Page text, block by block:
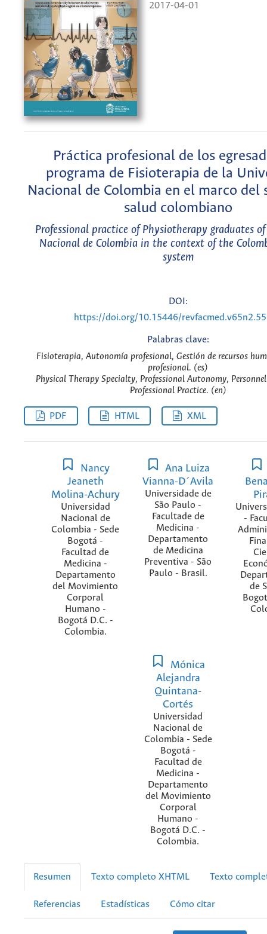
2017-04-01
Práctica profesional de los
programa de Fisioterapia de la
Nacional de Colombia en el marco del
salud colombiano
Professional practice of Physiotherapy graduates
Nacional de Colombia in the context of the
system
DOI:
https://doi.org/10.15446/
Palabras clave:
Fisioterapia, Autonomía profesional, Gestión de recursos
profesional. (es)
Physical Therapy Specialty, Professional Autonomy,
Professional Practice. (en)
PDF HTML XML
Nancy
Jeaneth
Molina-Achury
Universidad
Nacional de
Colombia - Sede
Bogotá -
Facultad de
Medicina -
Departamento
del Movimiento
Corporal
Humano -
Bogotá D.C. -
Colombia.
Ana Luiza
Vianna-D´Avila
Universidade de
São Paulo -
Facultade de
Medicina -
Departamento
de Medicina
Preventiva - São
Paulo - Brasil.
-
de
Mónica
Alejandra
Quintana-
Cortés
Universidad
Nacional de
Colombia - Sede
Bogotá -
Facultad de
Medicina -
Departamento
del Movimiento
Corporal
Humano -
Bogotá D.C. -
Colombia.
Resumen Texto completo XHTML Texto
Referencias Estadísticas Cómo citar